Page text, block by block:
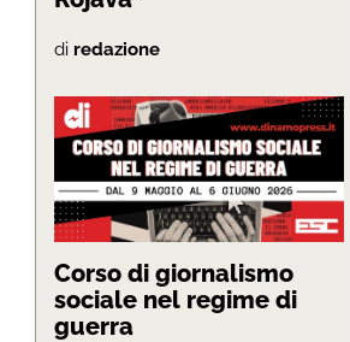
di redazione
Corso di giornalismo
sociale nel regime di
guerra